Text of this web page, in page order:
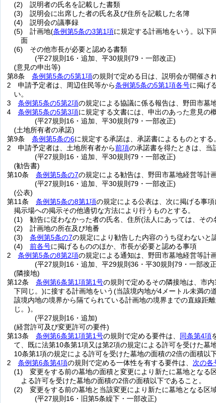
(2)
説明者の氏名を記載した書類
(3)
説明会に出席した者の氏名及び住所を記載した名簿
(4)
説明会の議事録
(5)
計画地(条例第5条の3第1項に規定する計画地をいう。以下
面
(6)
その他市長が必要と認める書類
(平27規則16・追加、平30規則79・一部改正)
(意見の申出等)
第8条
条例第5条の5第1項の規則で定める日は、説明会が開催さ
2
申請予定者は、周辺住民等から条例第5条の5第1項各号に掲げ
い。
3
条例第5条の5第2項の規定による協議に係る報告は、野田市墓
4
条例第5条の5第3項に規定する文書には、申出のあった意見の
(平27規則16・追加、平30規則79・一部改正)
(土地所有者の承諾)
第9条
条例第5条の6に規定する承諾は、承諾書によるものとする。
2
申請予定者は、土地所有者から前項の承諾書を得たときは、当
(平27規則16・追加、平30規則79・一部改正)
(勧告書)
第10条
条例第5条の7の規定による勧告は、野田市墓地経営等計
(平27規則16・追加、平30規則79・一部改正)
(公表)
第11条
条例第5条の8第1項の規定による公表は、次に掲げる事項
掲示場への掲示その他適切な方法により行うものとする。
(1)
勧告に従わなかった者の氏名、住所(法人にあっては、その
(2)
計画地の所在及び地番
(3)
条例第5条の7の規定により勧告した内容のうち従わないと
(4)
前各号に掲げるもののほか、市長が必要と認める事項
2
条例第5条の8第2項の規定による通知は、野田市墓地経営等計
(平27規則16・追加、平29規則36・平30規則79・一部改
(隣接地)
第12条
条例第6条第1項第1号の規則で定めるその隣接地は、市
下同じ。)に接する計画地をいう(当該境内地が4メートル未満の
該境内地の境界から隔てられている計画地の境界までの直線距
じ。)。
(平27規則16・追加)
(経営許可及び変更許可の要件)
第13条
条例第6条第1項第1号の規則で定める要件は、 同条第4項
て、既に法第10条第1項又は第2項の規定による許可を受けた
10条第1項の規定による許可を受けた墓地の面積の2倍の面積以
2
条例第6条第4項の規則で定める一体性を有する要件は、 次の各
(1)
変更をする前の墓地の面積と変更により新たに墓地とな
よる許可を受けた墓地の面積の2倍の面積以下であること。
(2)
変更をする前の墓地と当該変更により新たに墓地となる区
(平27規則16・旧第5条繰下・一部改正)